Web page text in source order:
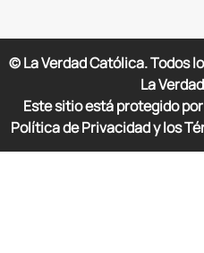
© La Verdad Católica. Todos
La
Este sitio está protegido
Política de Privacidad y los